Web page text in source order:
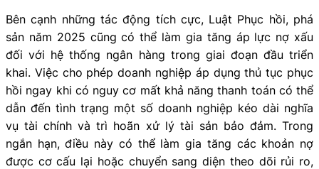
Bên cạnh những tác động tích cực, Luật Phục hồi, phá
sản năm 2025 cũng có thể làm gia tăng áp lực nợ xấu
đối với hệ thống ngân hàng trong giai đoạn đầu triển
khai. Việc cho phép doanh nghiệp áp dụng thủ tục phục
hồi ngay khi có nguy cơ mất khả năng thanh toán có thể
dẫn đến tình trạng một số doanh nghiệp kéo dài nghĩa
vụ tài chính và trì hoãn xử lý tài sản bảo đảm. Trong
ngắn hạn, điều này có thể làm gia tăng các khoản nợ
được cơ cấu lại hoặc chuyển sang diện theo dõi rủi ro,